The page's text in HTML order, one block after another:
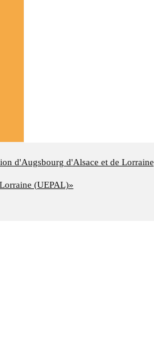
d'Augsbourg d'Alsace et de Lorraine
(UEPAL)»